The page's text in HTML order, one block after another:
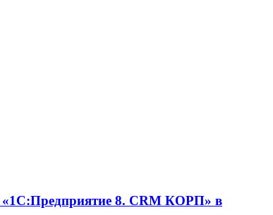
«1С:Предприятие 8. CRM КОРП» в